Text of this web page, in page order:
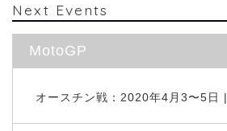
Next Events
MotoGP
オースチン戦：2020年4月3〜5日